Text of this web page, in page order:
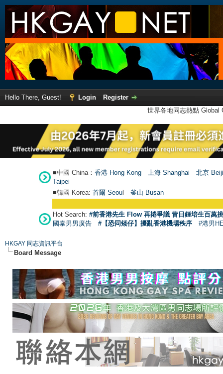
Hello There, Guest! Login
Register
世界各地同志熱點
■中國 China： 香港 Hong Kong 上海 Shanghai
北京
Taipei
■韓國 Korea: 首爾 Seoul 釜山 Busan
Hot Search: #前香港先生 Flow 再捲爭議 昔日鍾培生百萬
國泰男男廣告
#【恐同矮仔】擾亂香港機場秩序 #港男
HKGAY 同志資訊平台
Board Message